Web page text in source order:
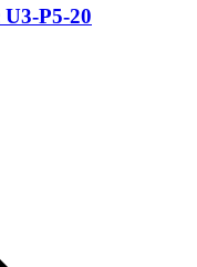
P5-20